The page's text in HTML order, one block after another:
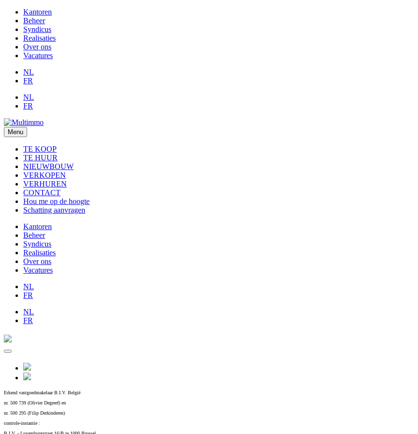
Kantoren
Beheer
Syndicus
Realisaties
Over ons
Vacatures
NL
FR
NL
FR
Menu
TE KOOP
TE HUUR
NIEUWBOUW
VERKOPEN
VERHUREN
CONTACT
Hou me op de hoogte
Schatting aanvragen
Kantoren
Beheer
Syndicus
Realisaties
Over ons
Vacatures
NL
FR
NL
FR
Erkend vastgoedmakelaar B.I.V. België
nr. 500 739 (Olivier Degreef) en
nr. 500 295 (Filip Derkinderen)
controle-instantie :